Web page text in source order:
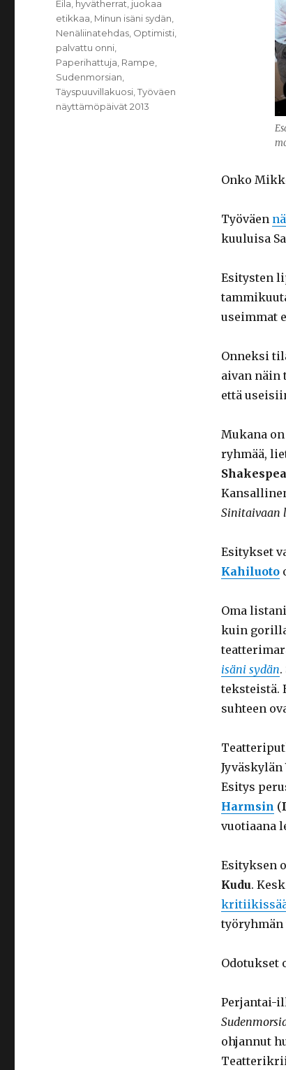
Onko
Työväen
kuuluisa
Esitysten
useimmat
Onneksi
aivan näin
että
Mukana
ryhmää,
Sinitaivaan
Esitykset
Kahiluoto
Oma
kuin
isäni sydän
teksteistä.
suhteen
Esitys
Harmsin (
vuotiaana
Esityksen
Kudu.
Odotukset
Perjantai-
ohjannut
Eila hyvätherrat juokaa
etikkaa Minun isäni sydän
Nenäliinatehdas Optimisti
palvattu onni
Paperihattuja Rampe
Sudenmorsian
Täyspuuvillakuosi ,Työväen
näyttämöpäivät 2013